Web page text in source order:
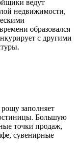
ведут
недвижимости,
образовался
с другими
заполняет
Большую
точки продаж,
сувенирные